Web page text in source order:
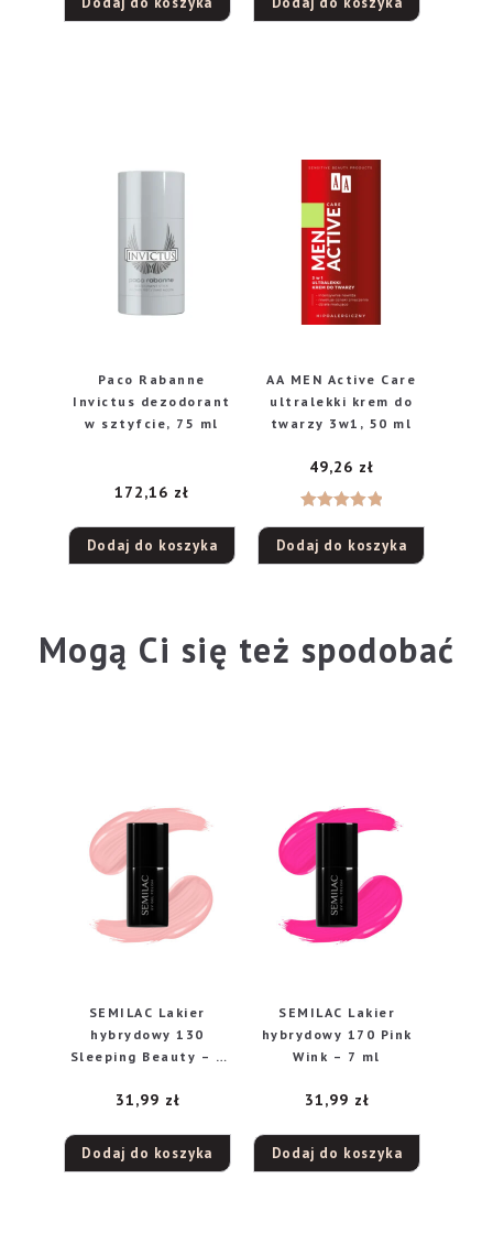
Paco Rabanne
Invictus dezodorant
w sztyfcie, 75 ml
172,16 zł
Dodaj do koszyka
AA MEN Active Care
ultralekki krem do
twarzy 3w1, 50 ml
5.00na 5
49,26 zł
Dodaj do koszyka
Mogą Ci się też spodobać
SEMILAC Lakier
hybrydowy 130
Sleeping Beauty – 7
31,99 zł
Dodaj do koszyka
SEMILAC Lakier
hybrydowy 170 Pink
Wink – 7 ml
31,99 zł
Dodaj do koszyka